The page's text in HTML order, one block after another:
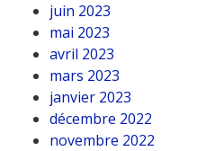
juin 2023
mai 2023
avril 2023
mars 2023
janvier 2023
décembre 2022
novembre 2022